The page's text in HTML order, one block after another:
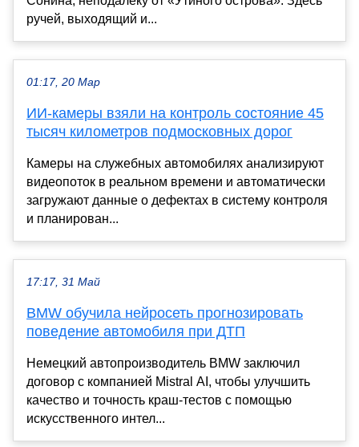
ручей, выходящий и...
01:17, 20 Мар
ИИ-камеры взяли на контроль состояние 45
тысяч километров подмосковных дорог
Камеры на служебных автомобилях анализируют
видеопоток в реальном времени и автоматически
загружают данные о дефектах в систему контроля
и планирован...
17:17, 31 Май
BMW обучила нейросеть прогнозировать
поведение автомобиля при ДТП
Немецкий автопроизводитель BMW заключил
договор с компанией Mistral AI, чтобы улучшить
качество и точность краш-тестов с помощью
искусственного интел...